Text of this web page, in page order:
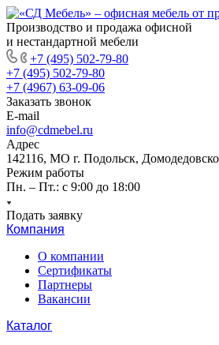
Производство и продажа офисной
и нестандартной мебели
+7 (495) 502-79-80
+7 (495) 502-79-80
+7 (4967) 63-09-06
Заказать звонок
E-mail
info@cdmebel.ru
Адрес
142116, МО г. Подольск,
Режим работы
Пн. – Пт.: с 9:00 до 18:00
Подать заявку
Компания
О компании
Сертификаты
Партнеры
Вакансии
Каталог